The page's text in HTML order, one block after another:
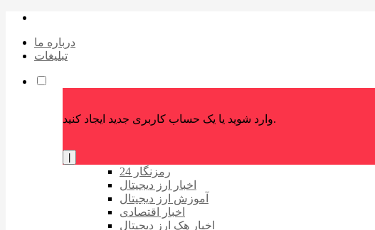
درباره ما
تبلیغات
وارد شوید یا یک حساب کاربری جدید ایجاد کنید.
رمزنگار 24
اخبار ارز دیجیتال
آموزش ارز دیجیتال
اخبار اقتصادی
اخبار هک ارز دیجیتال